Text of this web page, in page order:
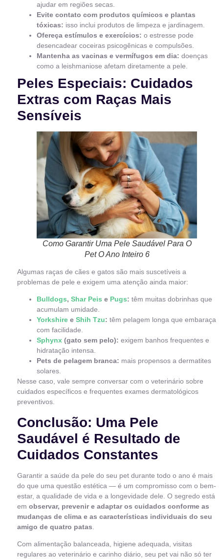
ajudar em regiões secas.
Evite contato com produtos químicos e plantas
tóxicas: isso inclui produtos de limpeza e jardinagem.
Ofereça estímulos e exercícios: o estresse pode
desencadear coceiras psicogênicas e compulsões.
Mantenha as vacinas e vermífugos em dia: doenças
como a leishmaniose afetam diretamente a pele.
Peles Especiais: Cuidados
Extras com Raças Mais
Sensíveis
Como Garantir Uma Pele Saudável Para O
Pet O Ano Inteiro 6
Algumas raças de cães e gatos são mais suscetíveis a
problemas de pele e exigem uma atenção ainda maior:
Bulldogs, Shar Peis e Pugs: têm muitas dobrinhas que
acumulam umidade.
Yorkshire e Shih Tzu: têm pelagem longa que embaraça
com facilidade.
Sphynx (gato sem pelo): exigem banhos frequentes e
hidratação intensa.
Pets de pelagem branca: mais propensos a dermatites
solares.
Nesse caso, vale sempre conversar com o veterinário sobre
cuidados específicos e frequentes exames dermatológicos
preventivos.
Conclusão: Uma Pele
Saudável é Resultado de
Cuidados Constantes
Garantir a saúde da pele do seu pet durante todo o ano é mais
do que uma questão estética — é um compromisso com o bem-
estar, a qualidade de vida e a longevidade dele. O segredo está
em observar, prevenir e adaptar os cuidados conforme as
mudanças de clima e as características individuais do seu
amigo de quatro patas
Com alimentação balanceada, higiene adequada, visitas
regulares ao veterinário e carinho diário, seu pet vai não só ter